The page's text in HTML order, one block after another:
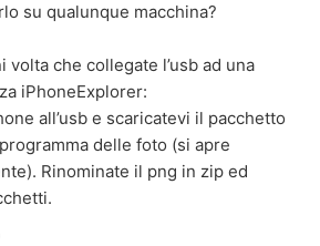
su qualunque macchina?
volta che collegate l’usb ad una
iPhoneExplorer:
all’usb e scaricatevi il pacchetto
delle foto (si apre
Rinominate il png in zip ed